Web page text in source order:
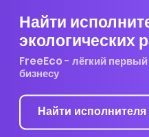
Найти
экологических
FreeEco - лёгкий
бизнесу
Найти исполнителя